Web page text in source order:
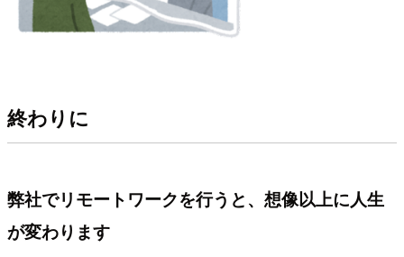
終わりに
弊社でリモートワークを行うと、想像以上に人生
が変わります